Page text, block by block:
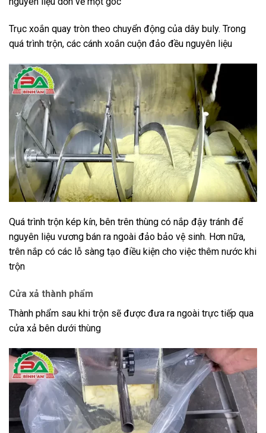
Trục xoắn quay tròn theo chuyển động của dây buly. Trong
quá trình trộn, các cánh xoắn cuộn đảo đều nguyên liệu
Quá trình trộn kép kín, bên trên thùng có nắp đậy tránh để
nguyên liệu vương bán ra ngoài đảo bảo vệ sinh. Hơn nữa,
trên nắp có các lỗ sàng tạo điều kiện cho việc thêm nước khi
trộn
Cửa xả thành phẩm
Thành phẩm sau khi trộn sẽ được đưa ra ngoài trực tiếp qua
cửa xả bên dưới thùng